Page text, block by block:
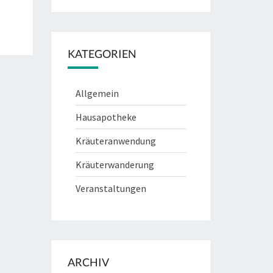
KATEGORIEN
Allgemein
Hausapotheke
Kräuteranwendung
Kräuterwanderung
Veranstaltungen
ARCHIV